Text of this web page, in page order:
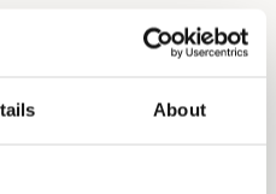
About